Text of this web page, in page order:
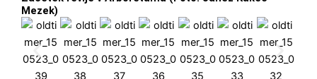
Mezek)